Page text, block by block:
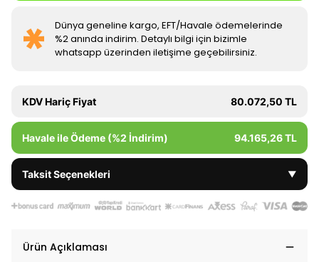
Dünya geneline kargo, EFT/Havale ödemelerinde
%2 anında indirim. Detaylı bilgi için bizimle
whatsapp üzerinden iletişime geçebilirsiniz.
KDV Hariç Fiyat 80.072,50 TL
Havale ile Ödeme (%2 İndirim) 94.165,26 TL
Taksit Seçenekleri ▼
Ürün Açıklaması